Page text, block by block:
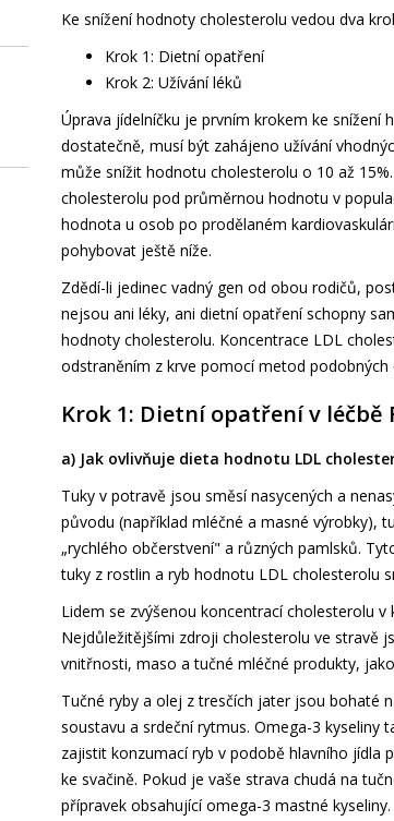
Ke snížení hodnoty cholesterolu vedou dva
Krok 1: Dietní opatření
Krok 2: Užívání léků
Úprava jídelníčku je prvním krokem ke
dostatečně, musí být zahájeno užívání
může snížit hodnotu cholesterolu o 10 až
cholesterolu pod průměrnou hodnotu v
hodnota u osob po prodělaném
pohybovat ještě níže.
Zdědí-li jedinec vadný gen od obou rodičů,
nejsou ani léky, ani dietní opatření schopny
hodnoty cholesterolu. Koncentrace LDL
odstraněním z krve pomocí metod podobných
Krok 1: Dietní opatření v léčbě
a) Jak ovlivňuje dieta hodnotu LDL
Tuky v potravě jsou směsí nasycených a
původu (například mléčné a masné výrobky),
„rychlého občerstvení" a různých pamlsků.
tuky z rostlin a ryb hodnotu LDL cholesterolu
Lidem se zvýšenou koncentrací cholesterolu
Nejdůležitějšími zdroji cholesterolu ve stravě
vnitřnosti, maso a tučné mléčné produkty,
Tučné ryby a olej z tresčích jater jsou bohaté
soustavu a srdeční rytmus. Omega-3 kyseliny
zajistit konzumací ryb v podobě hlavního jídla
ke svačině. Pokud je vaše strava chudá na
přípravek obsahující omega-3 mastné kyseliny.